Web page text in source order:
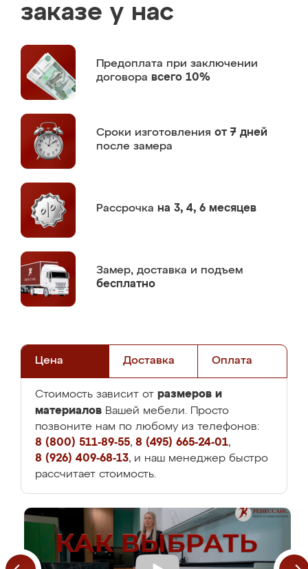
заказе у нас
Предоплата при заключении
договора всего 10%
Сроки изготовления от 7 дней
после замера
Рассрочка на 3, 4, 6 месяцев
Замер, доставка и подъем
бесплатно
Цена Доставка Оплата
Стоимость зависит от размеров и
материалов Вашей мебели. Просто
позвоните нам по любому из телефонов:
8 (800) 511-89-55, 8 (495) 665-24-01,
8 (926) 409-68-13, и наш менеджер быстро
рассчитает стоимость.